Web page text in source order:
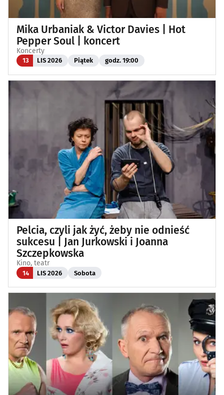
Mika Urbaniak & Victor Davies | Hot
Pepper Soul | koncert
Koncerty
13 LIS 2026 Piątek godz. 19:00
Pelcia, czyli jak żyć, żeby nie odnieść
sukcesu | Jan Jurkowski i Joanna
Szczepkowska
Kino, teatr
14 LIS 2026 Sobota